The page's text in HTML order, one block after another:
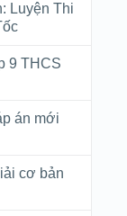
Luyện Thi
9 THCS
án mới
cơ bản